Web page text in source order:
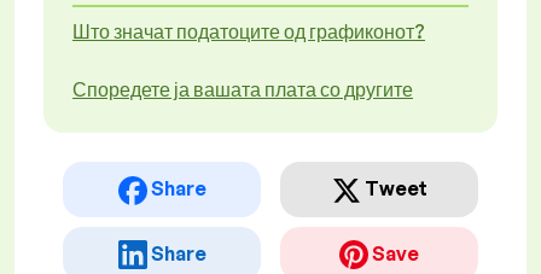
Што значат податоците од графиконот?
Споредете ја вашата плата со другите
Share Tweet
Share Save